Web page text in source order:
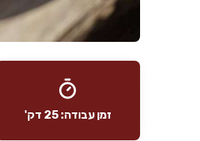
זמן עבודה: 25 דק'